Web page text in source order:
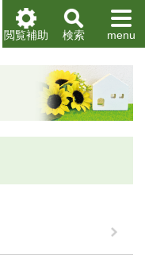
文へ
閲覧補助
検索 menu